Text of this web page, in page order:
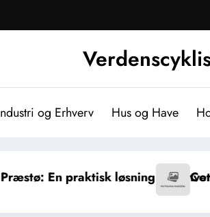
og Erhverv Hus og Have
løsning til enhver lejlighed
Coton de Tulear er